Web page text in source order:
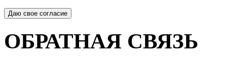
ОБРАТНАЯ СВЯЗЬ